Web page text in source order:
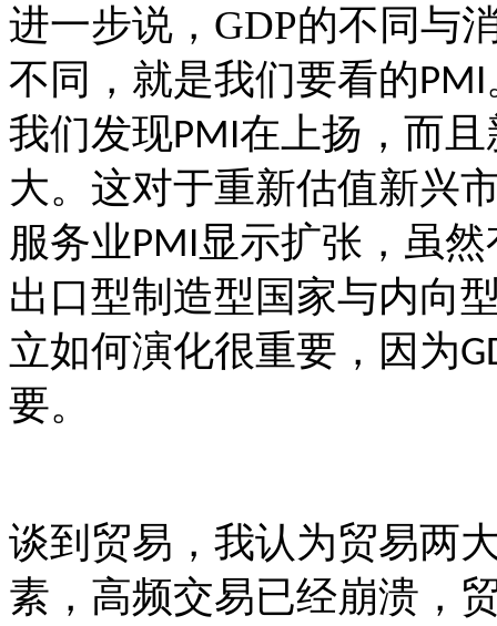
进一步说， GDP的不同与
不同，就是我们要看的PMI
我们发现PMI在上扬，而
大。这对于重新估值新兴
服务业PMI显示扩张，虽
出口型制造型国家与内向
立如何演化很重要，因为
要。
谈到贸易，我认为贸易两
素，高频交易已经崩溃，